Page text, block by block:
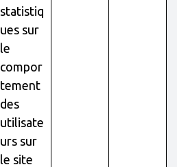
statistiq
ues sur
le
compor
tement
des
utilisate
urs sur
le site